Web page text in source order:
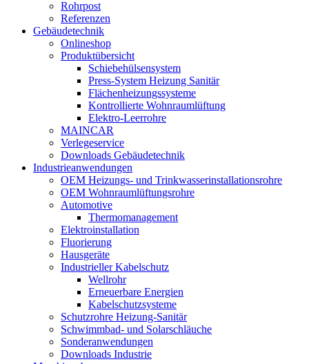
Rohrpost
Referenzen
Gebäudetechnik
Onlineshop
Produktübersicht
Schiebehülsensystem
Press-System Heizung Sanitär
Flächenheizungssysteme
Kontrollierte Wohnraumlüftung
Elektro-Leerrohre
MAINCAR
Verlegeservice
Downloads Gebäudetechnik
Industrieanwendungen
OEM Heizungs- und Trinkwasserinstallationsrohre
OEM Wohnraumlüftungsrohre
Automotive
Thermomanagement
Elektroinstallation
Fluorierung
Hausgeräte
Industrieller Kabelschutz
Wellrohr
Erneuerbare Energien
Kabelschutzsysteme
Schutzrohre Heizung-Sanitär
Schwimmbad- und Solarschläuche
Sonderanwendungen
Downloads Industrie